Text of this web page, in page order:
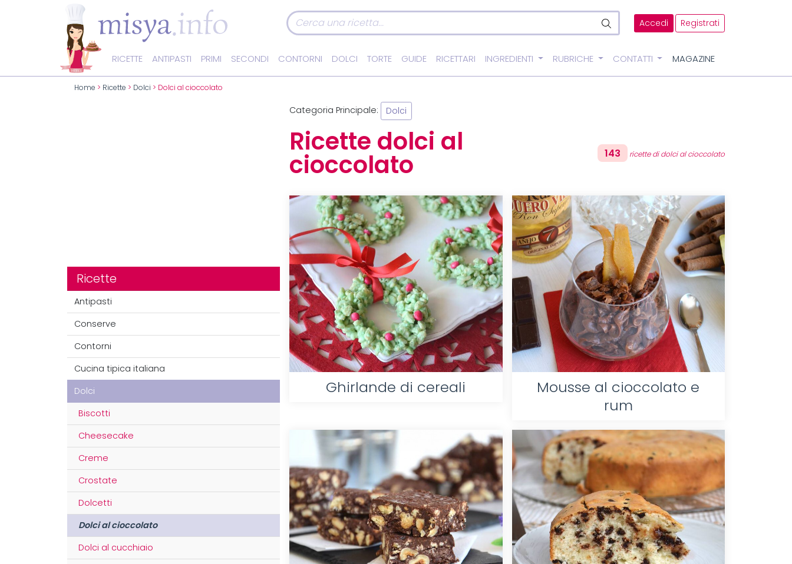
Accedi Registrati
RICETTE ANTIPASTI PRIMI SECONDI CONTORNI DOLCI TORTE GUIDE RICETTARI INGREDIENTI RUBRICHE CONTATTI MAGAZINE
Home > Ricette > Dolci > Dolci al cioccolato
Ricette
Antipasti
Conserve
Contorni
Cucina tipica italiana
Dolci
Biscotti
Cheesecake
Creme
Crostate
Dolcetti
Dolci al cioccolato
Dolci al cucchiaio
Categoria Principale: Dolci
Ricette dolci al
cioccolato
143 ricette di dolci al cioccolato
Ghirlande di cereali
Mousse al cioccolato e
rum